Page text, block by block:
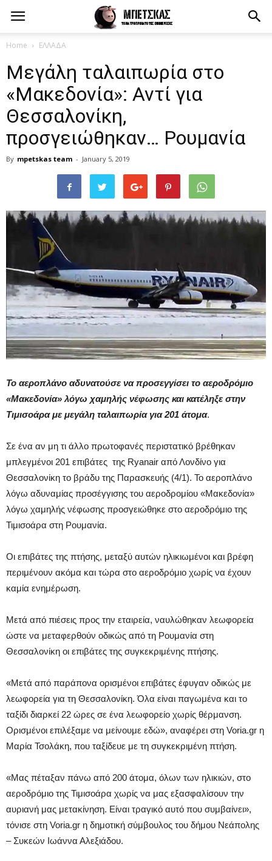
Home ΕΛΛΑΔΑ
Μεγάλη ταλαιπωρία στο
«Μακεδονία»: Αντί για
Θεσσαλονίκη,
προσγειώθηκαν… Ρουμανία
By mpetskas team - January 5, 2019
Το αεροπλάνο αδυνατούσε να προσεγγίσει το αεροδρόμιο
«Μακεδονία» λόγω χαμηλής νέφωσης και κατέληξε στην
Τιμισοάρα με μεγάλη ταλαιπωρία για 201 άτομα.
Σε ένα αν μη τι άλλο πρωτοφανές περιστατικό βρέθηκαν
μπλεγμένοι 201 επιβάτες της Ryanair από Λονδίνο για
Θεσσαλονίκη το βράδυ της Παρασκευής (4/1). Το αεροπλάνο
λόγω αδυναμίας προσέγγισης του αεροδρομίου «Μακεδονία»
λόγω χαμηλής νέφωσης προσγειώθηκε στο αεροδρόμιο της
Τιμισοάρα στη Ρουμανία.
Οι επιβάτες της πτήσης, μεταξύ αυτών ηλικιωμένοι και βρέφη
περιμένουν ακόμα και τώρα στο αεροδρόμιο χωρίς να έχουν
καμία ενημέρωση.
Μετά από πιέσεις προς την εταιρεία, ναυλώθηκαν λεωφορεία
ώστε να μεταφερθούν οδικώς από τη Ρουμανία στη
Θεσσαλονίκη οι επιβάτες της συγκεκριμένης πτήσης.
«Μετά από παράπονα ορισμένοι επιβάτες έφυγαν οδικώς με
λεωφορεία για τη Θεσσαλονίκη. Όλα είναι παγωμένα και το
ταξίδι διαρκεί 22 ώρες σε ένα λεωφορείο χωρίς θέρμανση.
Ορισμένοι επιλέξαμε να μείνουμε εδώ», αναφέρει στη Voria.gr η
Μαρία Τσολάκη, που ταξίδευε με τη συγκεκριμένη πτήση.
«Μας πέταξαν πάνω από 200 άτομα, όλων των ηλικιών, στο
αεροδρόμιο της Τιμισοάρα χωρίς να μας εξασφαλίσουν την
αυριανή μας μετακίνηση. Είναι τραγικό αυτό που συμβαίνει»,
τόνισε στη Voria.gr η δημοτική σύμβουλος του δήμου Νεάπολης
– Συκεών Ιωάννα Αλεξιάδου.